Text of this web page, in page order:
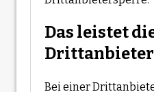
Das leistet
Bei einer